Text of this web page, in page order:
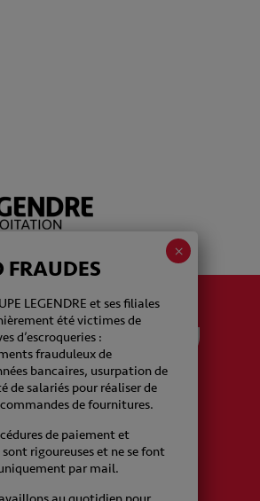
Legendre
de recevoir de la part du Groupe
des emails
FRAUDES
LEGENDRE et ses filiales
été victimes de
d’escroqueries :
frauduleux de
bancaires, usurpation de
de salariés pour réaliser de
de fournitures.
de paiement et
rigoureuses et ne se font
par mail.